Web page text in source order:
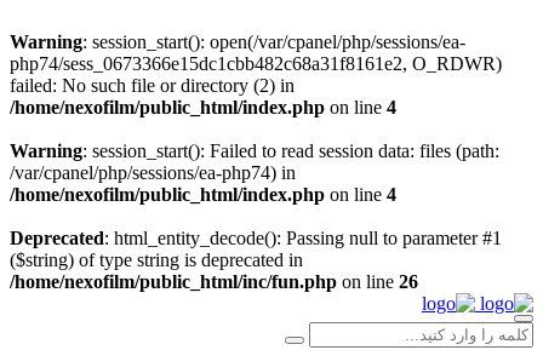
Warning: session_start(): open(/var/cpanel/php/sessions/ea-
php74/sess_0673366e15dc1cbb482c68a31f8161e2, O_RDWR)
failed: No such file or directory (2) in
/home/nexofilm/public_html/index.php on line 4
Warning: session_start(): Failed to read session data: files (path:
/var/cpanel/php/sessions/ea-php74) in
/home/nexofilm/public_html/index.php on line 4
Deprecated: html_entity_decode(): Passing null to parameter #1
($string) of type string is deprecated in
/home/nexofilm/public_html/inc/fun.php on line 26